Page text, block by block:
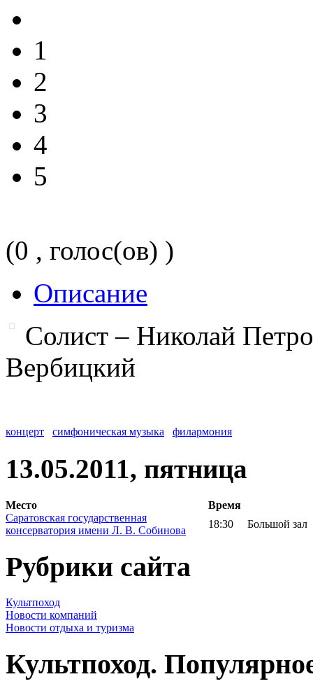
1
2
3
4
5
(0 , голос(ов) )
Описание
Солист – Николай
Вербицкий
концерт симфоническая музыка филармония
13.05.2011, пятница
Место
Время
Саратовская государственная
консерватория имени Л. В. Собинова
18:30 Большой зал
Рубрики сайта
Культпоход
Новости компаний
Новости отдыха и туризма
Культпоход.